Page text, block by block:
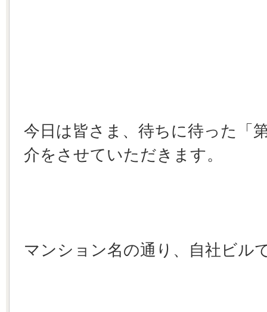
今日は皆さま、待ちに待った「
介をさせていただきます。
マンション名の通り、自社ビル